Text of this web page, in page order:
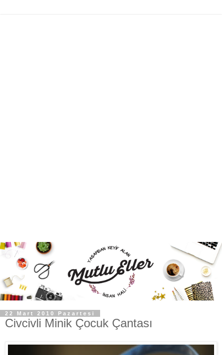
22 Mart 2010 Pazartesi
Civcivli Minik Çocuk Çantası